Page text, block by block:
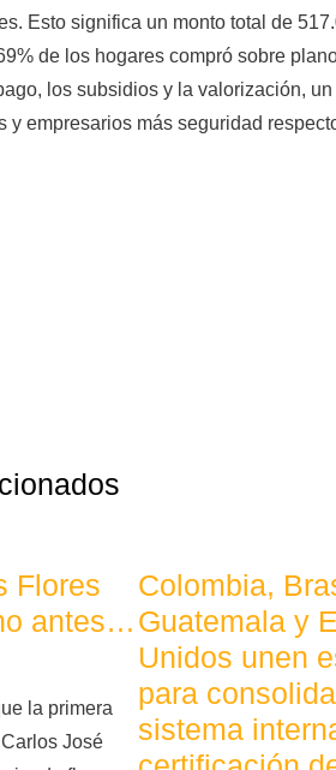
Esto significa un monto total de
de los hogares compró sobre
los subsidios y la valorización,
y empresarios más seguridad
Flores
antes…
la primera
José
Colombia,
Guatemala y
Unidos unen
para
sistema